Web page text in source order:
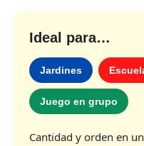
Ideal para…
Jardines
Juego en grupo
Cantidad y orden en